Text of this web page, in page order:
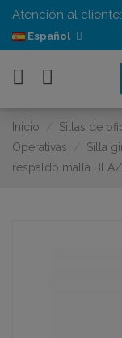
Atención al cliente:
Español
Inicio Sillas de
Operativas
Silla
respaldo malla